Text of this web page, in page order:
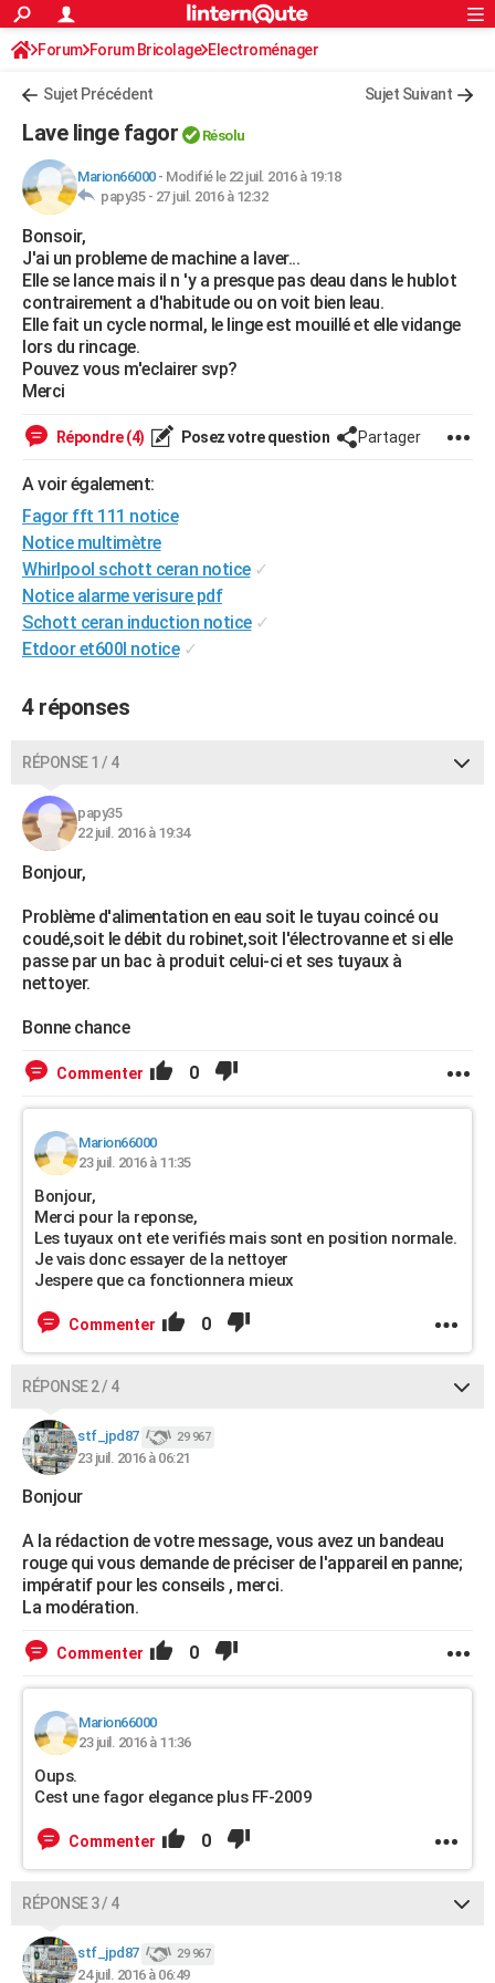
ACTUALITÉS
Politique
Société
Faits Divers
Education
Monde
Villes
+
FINANCE
Retraite
Impôts
Epargne
Immobilier
Risques naturels par ville
Banque
Assurance
Crédit
AUTO
Essais
Réserver un essai
Citadines
Berlines
SUV
Forum auto
+HIGH-TECH
Mobiles
Meilleur smartphone
Internet
Ordinateurs
Jeux vidéo
Guide high-tech
+BRICOLAGE
Forum
Aménagement intérieur
Extérieur
Cuisine
Salle de bains
Jardinage
Rangement
WEEK-END
Guides de France
Escapades
Patrimoine
Expositions
Musées
Week-end nature
+LIFESTYLE
Art de vivre
Bien-être
Loisirs
Mode
Modes de vie
SANTE
VOYAGE
Destinations
City break
Voyage nature
Voyage de noces
Forum
Climat
PHOTO
GUIDES D'ACHAT
BONS PLANS
CARTE DE VOEUX
Carte de Noël
Carte Bonne année
Carte Saint-Valentin
Carte Pâques
Carte d'anniversaire
DICTIONNAIRE
S'inscrire
Se connecter
Lycées
Collèges
Primaires
Universités
Entreprises
Service militaire
Avis de recherche
AVIS DE DÉCÈS
FORUM
Bricolage
Lifestyle
Culture
Sport
Auto
Television
Voyage
Cinema
S'inscrire
Connexion
Forum Forum Bricolage Electroménager
Sujet Précédent Sujet Suivant
Lave linge fagor Résolu
Marion66000- Modifié le 22 juil. 2016 à 19:18
papy35 - 27 juil. 2016 à 12:32
Bonsoir,
J'ai un probleme de machine a laver...
Elle se lance mais il n 'y a presque pas deau dans le hublot
contrairement a d'habitude ou on voit bien leau.
Elle fait un cycle normal, le linge est mouillé et elle vidange
lors du rincage.
Pouvez vous m'eclairer svp?
Merci
Répondre (4) Posez votre question Partager
A voir également:
Fagor fft 111 notice
Notice multimètre
Whirlpool schott ceran notice ✓
Notice alarme verisure pdf
Schott ceran induction notice ✓
Etdoor et600l notice ✓
4 réponses
RÉPONSE 1 / 4
papy35
22 juil. 2016 à 19:34
Bonjour,
Problème d'alimentation en eau soit le tuyau coincé ou
coudé,soit le débit du robinet,soit l'électrovanne et si elle
passe par un bac à produit celui-ci et ses tuyaux à
nettoyer.
Bonne chance
Commenter 0
Marion66000
23 juil. 2016 à 11:35
Bonjour,
Merci pour la reponse,
Les tuyaux ont ete verifiés mais sont en position normale.
Je vais donc essayer de la nettoyer
Jespere que ca fonctionnera mieux
Commenter 0
RÉPONSE 2 / 4
stf_jpd87 29 967
23 juil. 2016 à 06:21
Bonjour
A la rédaction de votre message, vous avez un bandeau
rouge qui vous demande de préciser de l'appareil en panne;
impératif pour les conseils , merci.
La modération.
Commenter 0
Marion66000
23 juil. 2016 à 11:36
Oups.
Cest une fagor elegance plus FF-2009
Commenter 0
RÉPONSE 3 / 4
stf_jpd87 29 967
24 juil. 2016 à 06:49